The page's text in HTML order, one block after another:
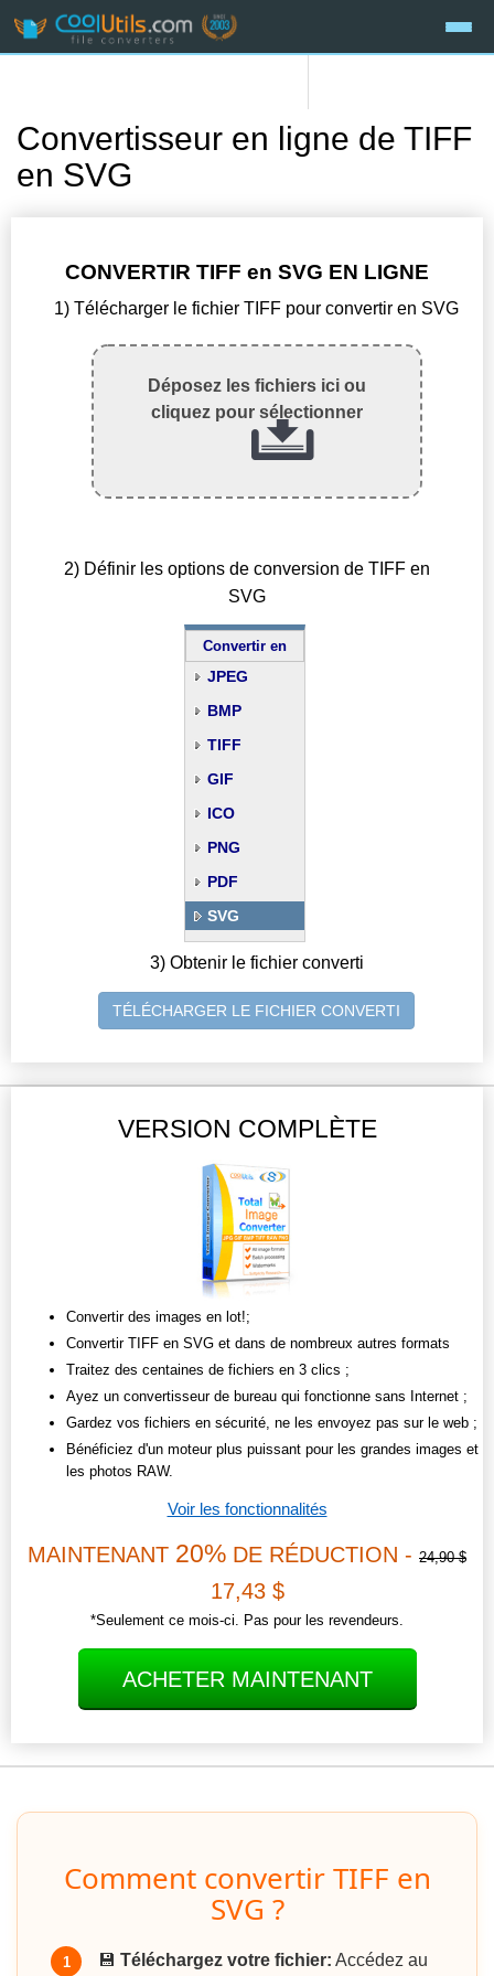
Convertisseur en ligne de TIFF
en SVG
CONVERTIR TIFF en SVG EN LIGNE
1) Télécharger le fichier TIFF pour convertir en SVG
Déposez les fichiers ici ou
cliquez pour sélectionner
2) Définir les options de conversion de TIFF en
SVG
Convertir en
JPEG
BMP
TIFF
GIF
ICO
PNG
PDF
SVG
3) Obtenir le fichier converti
TÉLÉCHARGER LE FICHIER CONVERTI
VERSION COMPLÈTE
Convertir des images en lot!;
Convertir TIFF en SVG et dans de nombreux autres formats
Traitez des centaines de fichiers en 3 clics ;
Ayez un convertisseur de bureau qui fonctionne sans Internet ;
Gardez vos fichiers en sécurité, ne les envoyez pas sur le web ;
Bénéficiez d'un moteur plus puissant pour les grandes images et
les photos RAW.
Voir les fonctionnalités
MAINTENANT 20% DE RÉDUCTION - 24,90 $
17,43 $
*Seulement ce mois-ci. Pas pour les revendeurs.
ACHETER MAINTENANT
Comment convertir TIFF en
SVG ?
1 💾 Téléchargez votre fichier: Accédez au